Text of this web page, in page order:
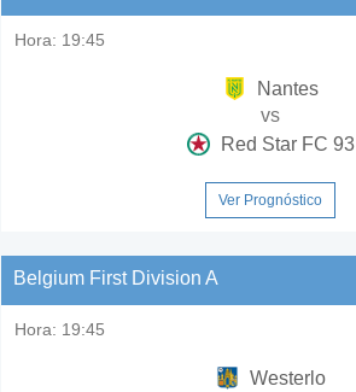
Hora: 19:45
Nantes
vs
Red Star FC 93
Ver Prognóstico
Belgium First Division A
Hora: 19:45
Westerlo